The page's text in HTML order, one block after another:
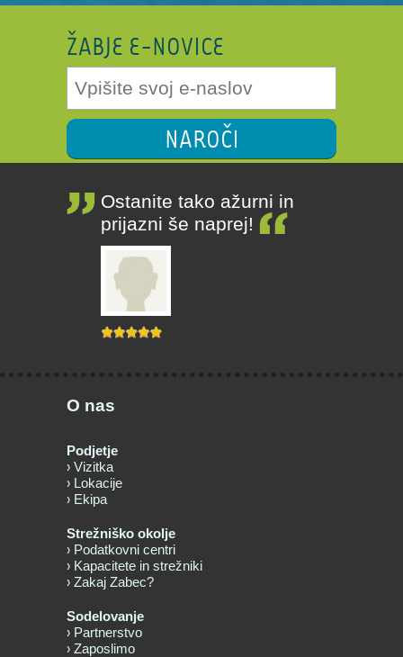
ŽABJE E-NOVICE
NAROČI
Ostanite tako ažurni in
prijazni še naprej!
O nas
Podjetje
Vizitka
Lokacije
Ekipa
Strežniško okolje
Podatkovni centri
Kapacitete in strežniki
Zakaj Zabec?
Sodelovanje
Partnerstvo
Zaposlimo